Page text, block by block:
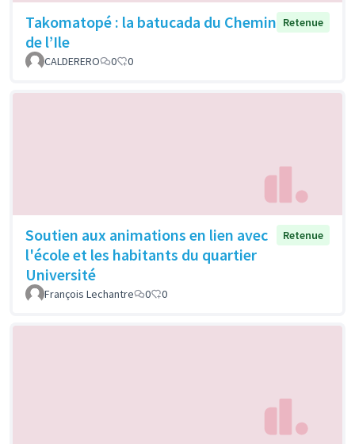
Takomatopé : la batucada du Chemin
de l’Ile
Retenue
CALDERERO 0 0
Soutien aux animations en lien avec
l'école et les habitants du quartier
Université
Retenue
François Lechantre 0 0